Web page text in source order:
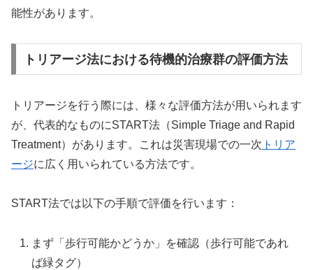
能性があります。
トリアージ法における待機的治療群の評価方法
トリアージを行う際には、様々な評価方法が用いられます
が、代表的なものにSTART法（Simple Triage and Rapid
Treatment）があります。これは災害現場での一次 トリア
ージに広く用いられている方法です。
START法では以下の手順で評価を行います：
まず「歩行可能かどうか」を確認（歩行可能であれ
ば緑タグ）